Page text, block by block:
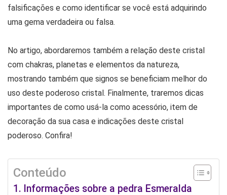
falsificações e como identificar se você está adquirindo
uma gema verdadeira ou falsa.
No artigo, abordaremos também a relação deste cristal
com chakras, planetas e elementos da natureza,
mostrando também que signos se beneficiam melhor do
uso deste poderoso cristal. Finalmente, traremos dicas
importantes de como usá-la como acessório, item de
decoração da sua casa e indicações deste cristal
poderoso. Confira!
Conteúdo
Informações sobre a pedra Esmeralda